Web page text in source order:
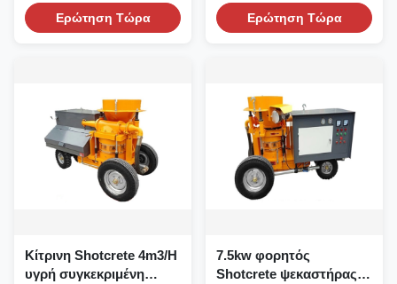
Ερώτηση Τώρα
Περιγραφή...Ερώτηση Τώρα
Κίτρινη Shotcrete 4m3/H
υγρή συγκεκριμένη
7.5kw φορητός
Shotcrete ψεκαστήρας